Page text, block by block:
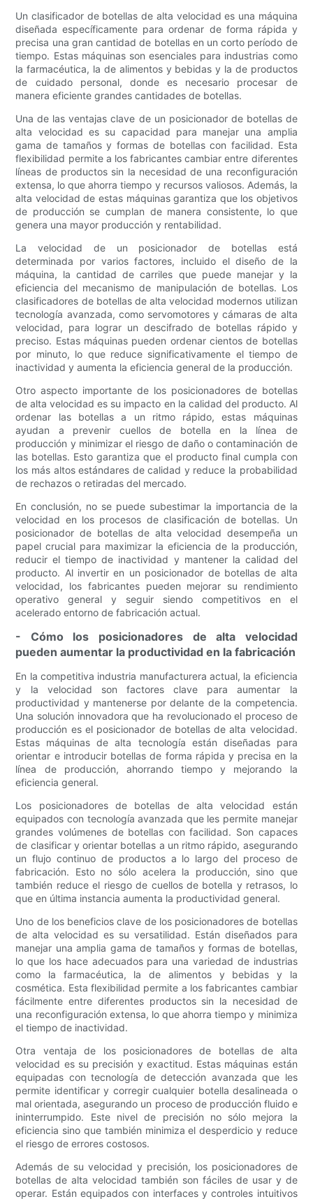
Un clasificador de botellas de alta velocidad es una máquina
diseñada específicamente para ordenar de forma rápida y
precisa una gran cantidad de botellas en un corto período de
tiempo. Estas máquinas son esenciales para industrias como
la farmacéutica, la de alimentos y bebidas y la de productos
de cuidado personal, donde es necesario procesar de
manera eficiente grandes cantidades de botellas.
Una de las ventajas clave de un posicionador de botellas de
alta velocidad es su capacidad para manejar una amplia
gama de tamaños y formas de botellas con facilidad. Esta
flexibilidad permite a los fabricantes cambiar entre diferentes
líneas de productos sin la necesidad de una reconfiguración
extensa, lo que ahorra tiempo y recursos valiosos. Además, la
alta velocidad de estas máquinas garantiza que los objetivos
de producción se cumplan de manera consistente, lo que
genera una mayor producción y rentabilidad.
La velocidad de un posicionador de botellas está
determinada por varios factores, incluido el diseño de la
máquina, la cantidad de carriles que puede manejar y la
eficiencia del mecanismo de manipulación de botellas. Los
clasificadores de botellas de alta velocidad modernos utilizan
tecnología avanzada, como servomotores y cámaras de alta
velocidad, para lograr un descifrado de botellas rápido y
preciso. Estas máquinas pueden ordenar cientos de botellas
por minuto, lo que reduce significativamente el tiempo de
inactividad y aumenta la eficiencia general de la producción.
Otro aspecto importante de los posicionadores de botellas
de alta velocidad es su impacto en la calidad del producto. Al
ordenar las botellas a un ritmo rápido, estas máquinas
ayudan a prevenir cuellos de botella en la línea de
producción y minimizar el riesgo de daño o contaminación de
las botellas. Esto garantiza que el producto final cumpla con
los más altos estándares de calidad y reduce la probabilidad
de rechazos o retiradas del mercado.
En conclusión, no se puede subestimar la importancia de la
velocidad en los procesos de clasificación de botellas. Un
posicionador de botellas de alta velocidad desempeña un
papel crucial para maximizar la eficiencia de la producción,
reducir el tiempo de inactividad y mantener la calidad del
producto. Al invertir en un posicionador de botellas de alta
velocidad, los fabricantes pueden mejorar su rendimiento
operativo general y seguir siendo competitivos en el
acelerado entorno de fabricación actual.
- Cómo los posicionadores de alta velocidad
pueden aumentar la productividad en la fabricación
En la competitiva industria manufacturera actual, la eficiencia
y la velocidad son factores clave para aumentar la
productividad y mantenerse por delante de la competencia.
Una solución innovadora que ha revolucionado el proceso de
producción es el posicionador de botellas de alta velocidad.
Estas máquinas de alta tecnología están diseñadas para
orientar e introducir botellas de forma rápida y precisa en la
línea de producción, ahorrando tiempo y mejorando la
eficiencia general.
Los posicionadores de botellas de alta velocidad están
equipados con tecnología avanzada que les permite manejar
grandes volúmenes de botellas con facilidad. Son capaces
de clasificar y orientar botellas a un ritmo rápido, asegurando
un flujo continuo de productos a lo largo del proceso de
fabricación. Esto no sólo acelera la producción, sino que
también reduce el riesgo de cuellos de botella y retrasos, lo
que en última instancia aumenta la productividad general.
Uno de los beneficios clave de los posicionadores de botellas
de alta velocidad es su versatilidad. Están diseñados para
manejar una amplia gama de tamaños y formas de botellas,
lo que los hace adecuados para una variedad de industrias
como la farmacéutica, la de alimentos y bebidas y la
cosmética. Esta flexibilidad permite a los fabricantes cambiar
fácilmente entre diferentes productos sin la necesidad de
una reconfiguración extensa, lo que ahorra tiempo y minimiza
el tiempo de inactividad.
Otra ventaja de los posicionadores de botellas de alta
velocidad es su precisión y exactitud. Estas máquinas están
equipadas con tecnología de detección avanzada que les
permite identificar y corregir cualquier botella desalineada o
mal orientada, asegurando un proceso de producción fluido e
ininterrumpido. Este nivel de precisión no sólo mejora la
eficiencia sino que también minimiza el desperdicio y reduce
el riesgo de errores costosos.
Además de su velocidad y precisión, los posicionadores de
botellas de alta velocidad también son fáciles de usar y de
operar. Están equipados con interfaces y controles intuitivos